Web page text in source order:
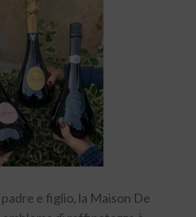
e figlio, la Maison De